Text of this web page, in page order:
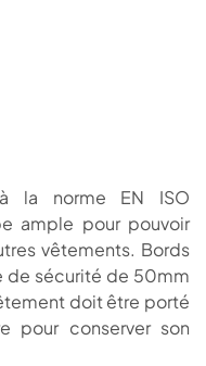
la norme EN ISO
ample pour pouvoir
vêtements. Bords
de sécurité de 50mm
doit être porté
pour conserver son